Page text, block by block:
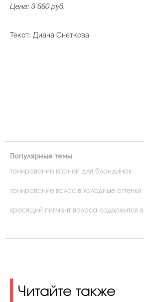
Цена: 3 660 руб.
Текст: Диана Снеткова
Популярные темы
тонирование корней для блондинок
тонирование волос в холодные оттенки
красящий пигмент волоса содержится в
Читайте также